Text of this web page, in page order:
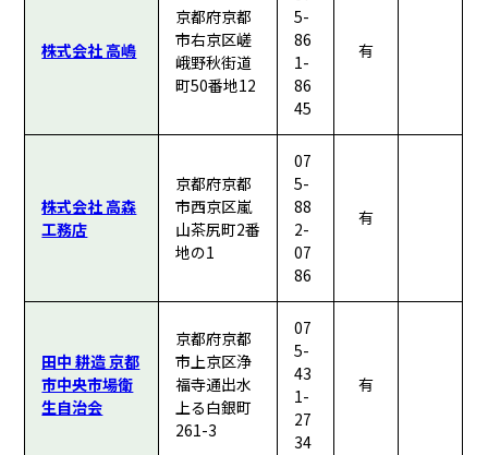
株式会社 高嶋
京都府京都
市右京区嵯
峨野秋街道
町50番地12
5-
86
1-
86
45
有
株式会社 高森
工務店
京都府京都
市西京区嵐
山茶尻町2番
地の1
07
5-
88
2-
07
86
有
田中 耕造 京都
市中央市場衛
生自治会
京都府京都
市上京区浄
福寺通出水
上る白銀町
261-3
07
5-
43
1-
27
34
有